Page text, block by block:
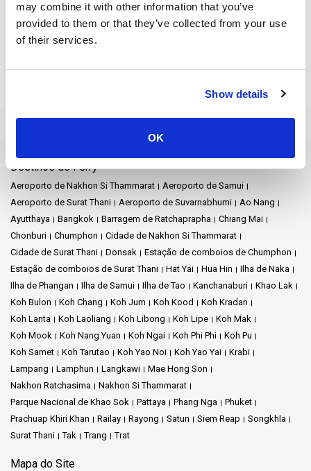
may combine it with other information that you’ve
provided to them or that they’ve collected from your use
of their services.
Show details
OK
Este site utiliza cookies para melhorar a experiência do utilizador
e fornecer conteúdo personalizado. Ao continuar a navegar no
site, está a consentir a utilização de cookies. Para mais
Destinos de Ferry
Aeroporto de Nakhon Si Thammarat
Aeroporto de Samui
Aeroporto de Surat Thani
Aeroporto de Suvarnabhumi
Ao Nang
Ayutthaya
Bangkok Barragem de Ratchaprapha
Chiang Mai
Chonburi
Chumphon
Cidade de Nakhon Si Thammarat
Cidade de Surat Thani
Donsak
Estação de comboios de Chumphon
Estação de comboios de Surat Thani
Hat Yai Hua Hin
Ilha de Naka
Ilha de Phangan
Ilha de Samui Ilha de Tao Kanchanaburi
Khao Lak
Koh Bulon
Koh Chang Koh Jum Koh Kood
Koh Kradan
Koh Lanta
Koh Laoliang Koh Libong Koh Lipe
Koh Mak
Koh Mook
Koh Nang Yuan Koh Ngai Koh Phi Phi
Koh Pu
Koh Samet
Koh Tarutao Koh Yao Noi Koh Yao Yai
Krabi
Lampang
Lamphun Langkawi
Mae Hong Son
Nakhon Ratchasima
Nakhon Si Thammarat
Parque Nacional de Khao Sok
Pattaya Phang Nga
Phuket
Prachuap Khiri Khan
Railay Rayong Satun Siem Reap
Songkhla
Surat Thani
Tak Trang Trat
Mapa do Site